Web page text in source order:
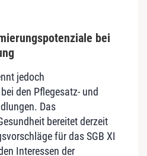
bei
jedoch
den Pflegesatz- und
Das
bereitet derzeit
für das SGB XI
Interessen der